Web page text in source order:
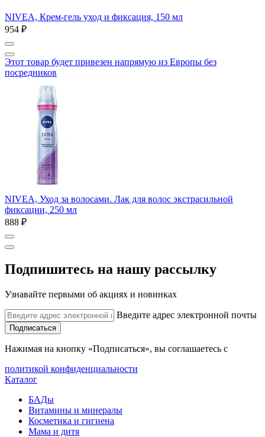
NIVEA, Крем-гель уход и фиксация, 150 мл
954 ₽
Этот товар будет привезен напрямую из Европы без
посредников
NIVEA, Уход за волосами. Лак для волос экстрасильной
фиксации, 250 мл
888 ₽
Подпишитесь на нашу рассылку
Узнавайте первыми об акциях и новинках
Введите адрес электронной почты
Подписаться
Нажимая на кнопку «Подписаться», вы соглашаетесь с
политикой конфиденциальности
Каталог
БАДы
Витамины и минералы
Косметика и гигиена
Мама и дитя